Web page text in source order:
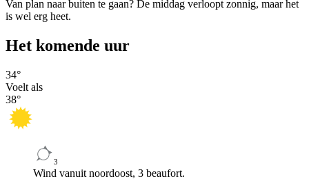
Van plan naar buiten te gaan? De middag verloopt zonnig, maar het
is wel erg heet.
Het komende uur
34°
Voelt als
38°
3
Wind vanuit noordoost, 3 beaufort.